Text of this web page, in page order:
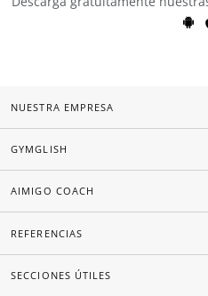
NUESTRA EMPRESA
GYMGLISH
AIMIGO COACH
REFERENCIAS
SECCIONES ÚTILES